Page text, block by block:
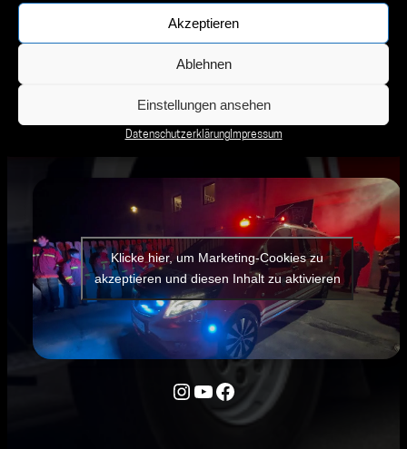
Akzeptieren
Ablehnen
Einstellungen ansehen
DatenschutzerklärungImpressum
Träumen gerissen, um so manche
Albträume zu erleben.
Klicke hier, um Marketing-Cookies zu
akzeptieren und diesen Inhalt zu aktivieren
Instagram
YouTube
Facebook